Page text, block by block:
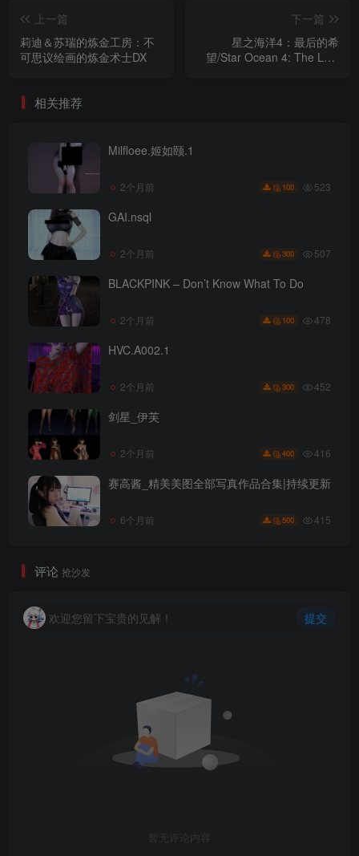
上一篇
莉迪＆苏瑞的炼金工房：不
可思议绘画的炼金术士DX
下一篇
星之海洋4：最后的希
望/Star Ocean 4: The Last
相关推荐
Milfloee.姬如颐.1
2个月前 100 523
GAI.nsql
2个月前 300 507
BLACKPINK – Don’t Know What To Do
2个月前 100 478
HVC.A002.1
2个月前 300 452
剑星_伊芙
2个月前 400 416
赛高酱_精美美图全部写真作品合集|持续更新
6个月前 500 415
评论 抢沙发
欢迎您留下宝贵的见解！ 提交
暂无评论内容